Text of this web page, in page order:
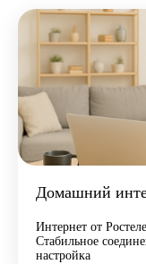
Домашний
Интернет от
Стабильное
настройка